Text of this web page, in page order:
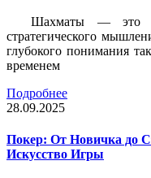
Шахматы — это
стратегического
глубокого понимания
временем
Подробнее
28.09.2025
Покер: От Новичка до
Искусство Игры